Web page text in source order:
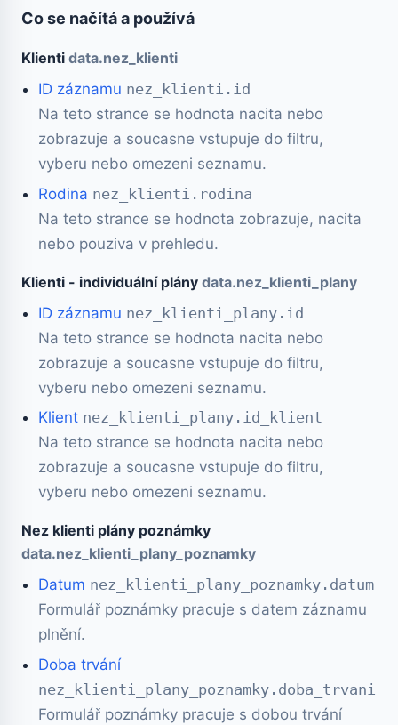
Co se načítá a používá
Klienti data.nez_klienti
ID záznamu nez_klienti.id
Na teto strance se hodnota nacita nebo
zobrazuje a soucasne vstupuje do filtru,
vyberu nebo omezeni seznamu.
Rodina nez_klienti.rodina
Na teto strance se hodnota zobrazuje, nacita
nebo pouziva v prehledu.
Klienti - individuální plány data.nez_klienti_plany
ID záznamu nez_klienti_plany.id
Na teto strance se hodnota nacita nebo
zobrazuje a soucasne vstupuje do filtru,
vyberu nebo omezeni seznamu.
Klient nez_klienti_plany.id_klient
Na teto strance se hodnota nacita nebo
zobrazuje a soucasne vstupuje do filtru,
vyberu nebo omezeni seznamu.
Nez klienti plány poznámky
data.nez_klienti_plany_poznamky
Datum nez_klienti_plany_poznamky.datum
Formulář poznámky pracuje s datem záznamu
plnění.
Doba trvání
nez_klienti_plany_poznamky.doba_trvani
Formulář poznámky pracuje s dobou trvání